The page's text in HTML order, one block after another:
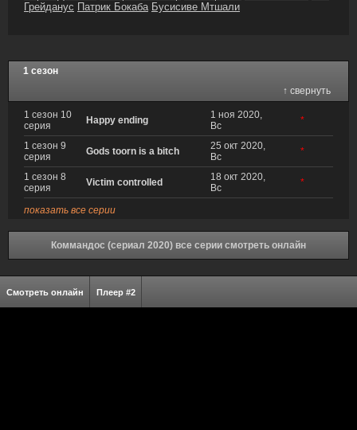
Грейданус Патрик Бокаба Бусисиве Мтшали
1 сезон
↑ свернуть
1 сезон 10
серия
Happy ending
1 ноя 2020,
Вс
*
1 сезон 9
серия
Gods toorn is a bitch
25 окт 2020,
Вс
*
1 сезон 8
серия
Victim controlled
18 окт 2020,
Вс
*
показать все серии
Коммандос (сериал 2020) все серии смотреть онлайн
Смотреть онлайн Плеер #2